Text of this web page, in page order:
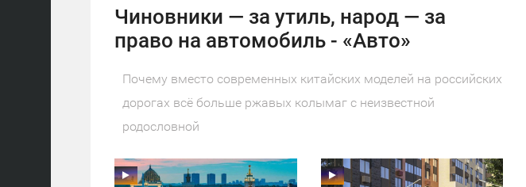
Чиновники — за утиль, народ — за
право на автомобиль - «Авто»
Почему вместо современных китайских моделей на российских
дорогах всё больше ржавых колымаг с неизвестной
родословной
11:30